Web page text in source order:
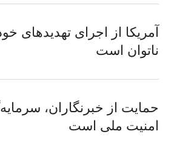
آمریکا از اجرای تهدیدهای
ناتوان است
حمایت از خبرنگاران،
امنیت ملی است